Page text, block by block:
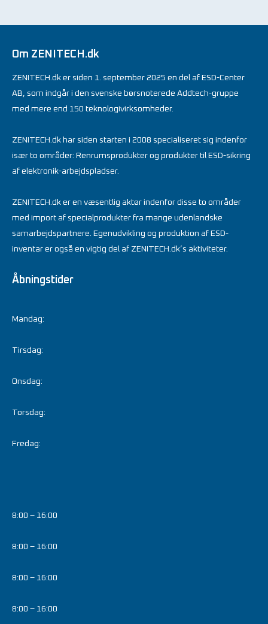
Om ZENITECH.dk
ZENITECH.dk er siden 1. september 2025 en del af ESD-Center
AB, som indgår i den svenske børsnoterede Addtech-gruppe
med mere end 150 teknologivirksomheder.
ZENITECH.dk har siden starten i 2008 specialiseret sig indenfor
især to områder: Renrumsprodukter og produkter til ESD-sikring
af elektronik-arbejdspladser.
ZENITECH.dk er en væsentlig aktør indenfor disse to områder
med import af specialprodukter fra mange udenlandske
samarbejdspartnere. Egenudvikling og produktion af ESD-
inventar er også en vigtig del af ZENITECH.dk’s aktiviteter.
Åbningstider
Mandag:
Tirsdag:
Onsdag:
Torsdag:
Fredag:
8:00 – 16:00
8:00 – 16:00
8:00 – 16:00
8:00 – 16:00